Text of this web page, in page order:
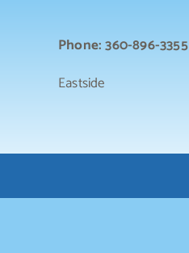
Phone: 360-896-3355
Eastside